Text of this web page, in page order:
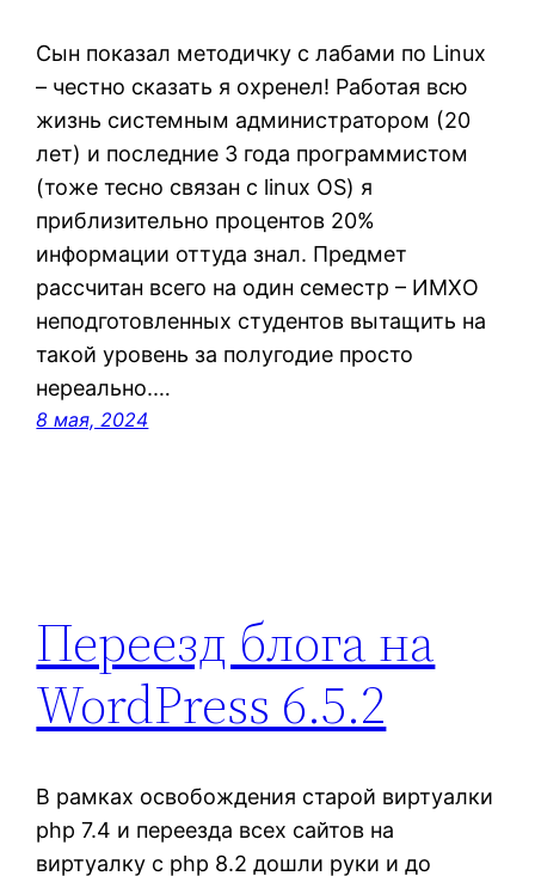
Сын показал методичку с лабами по Linux
– честно сказать я охренел! Работая всю
жизнь системным администратором (20
лет) и последние 3 года программистом
(тоже тесно связан с linux OS) я
приблизительно процентов 20%
информации оттуда знал. Предмет
рассчитан всего на один семестр – ИМХО
неподготовленных студентов вытащить на
такой уровень за полугодие просто
нереально.…
8 мая, 2024
Переезд блога на
WordPress 6.5.2
В рамках освобождения старой виртуалки
php 7.4 и переезда всех сайтов на
виртуалку с php 8.2 дошли руки и до